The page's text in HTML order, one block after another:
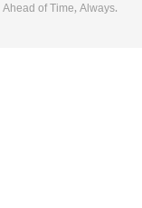
of Time, Always.